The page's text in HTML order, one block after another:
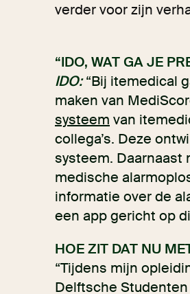
verder voor zijn
“IDO, WAT GA JE
IDO:“Bij itemedical
maken van
systeem van
collega’s. Deze
systeem. Daarnaast
medische
informatie over de
een app gericht op
HOE ZIT DAT NU
“Tijdens mijn
Delftsche